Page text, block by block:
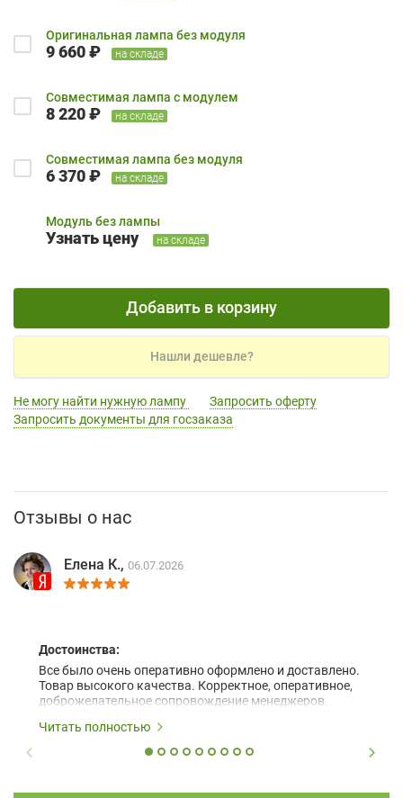
Оригинальная лампа без модуля
9 660 ₽ на складе
Совместимая лампа с модулем
8 220 ₽ на складе
Совместимая лампа без модуля
6 370 ₽ на складе
Модуль без лампы
Узнать цену на складе
Добавить в корзину
Нашли дешевле?
Не могу найти нужную лампу
Запросить оферту
Запросить документы для госзаказа
Отзывы о нас
Елена К., 06.07.2026
Достоинства:
Все было очень оперативно оформлено и доставлено.
Товар высокого качества. Корректное, оперативное,
доброжелательное сопровождение менеджеров.
Читать полностью